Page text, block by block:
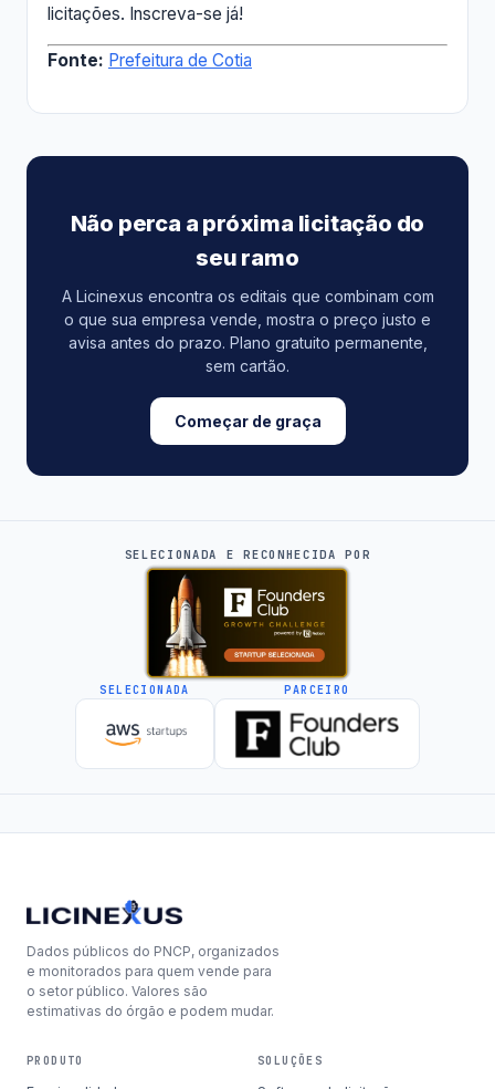
licitações. Inscreva-se já!
Fonte: Prefeitura de Cotia
Não perca a próxima licitação do
seu ramo
A Licinexus encontra os editais que combinam com
o que sua empresa vende, mostra o preço justo e
avisa antes do prazo. Plano gratuito permanente,
sem cartão.
Começar de graça
SELECIONADA E RECONHECIDA POR
SELECIONADA PARCEIRO
Dados públicos do PNCP, organizados
e monitorados para quem vende para
o setor público. Valores são
estimativas do órgão e podem mudar.
PRODUTO SOLUÇÕES